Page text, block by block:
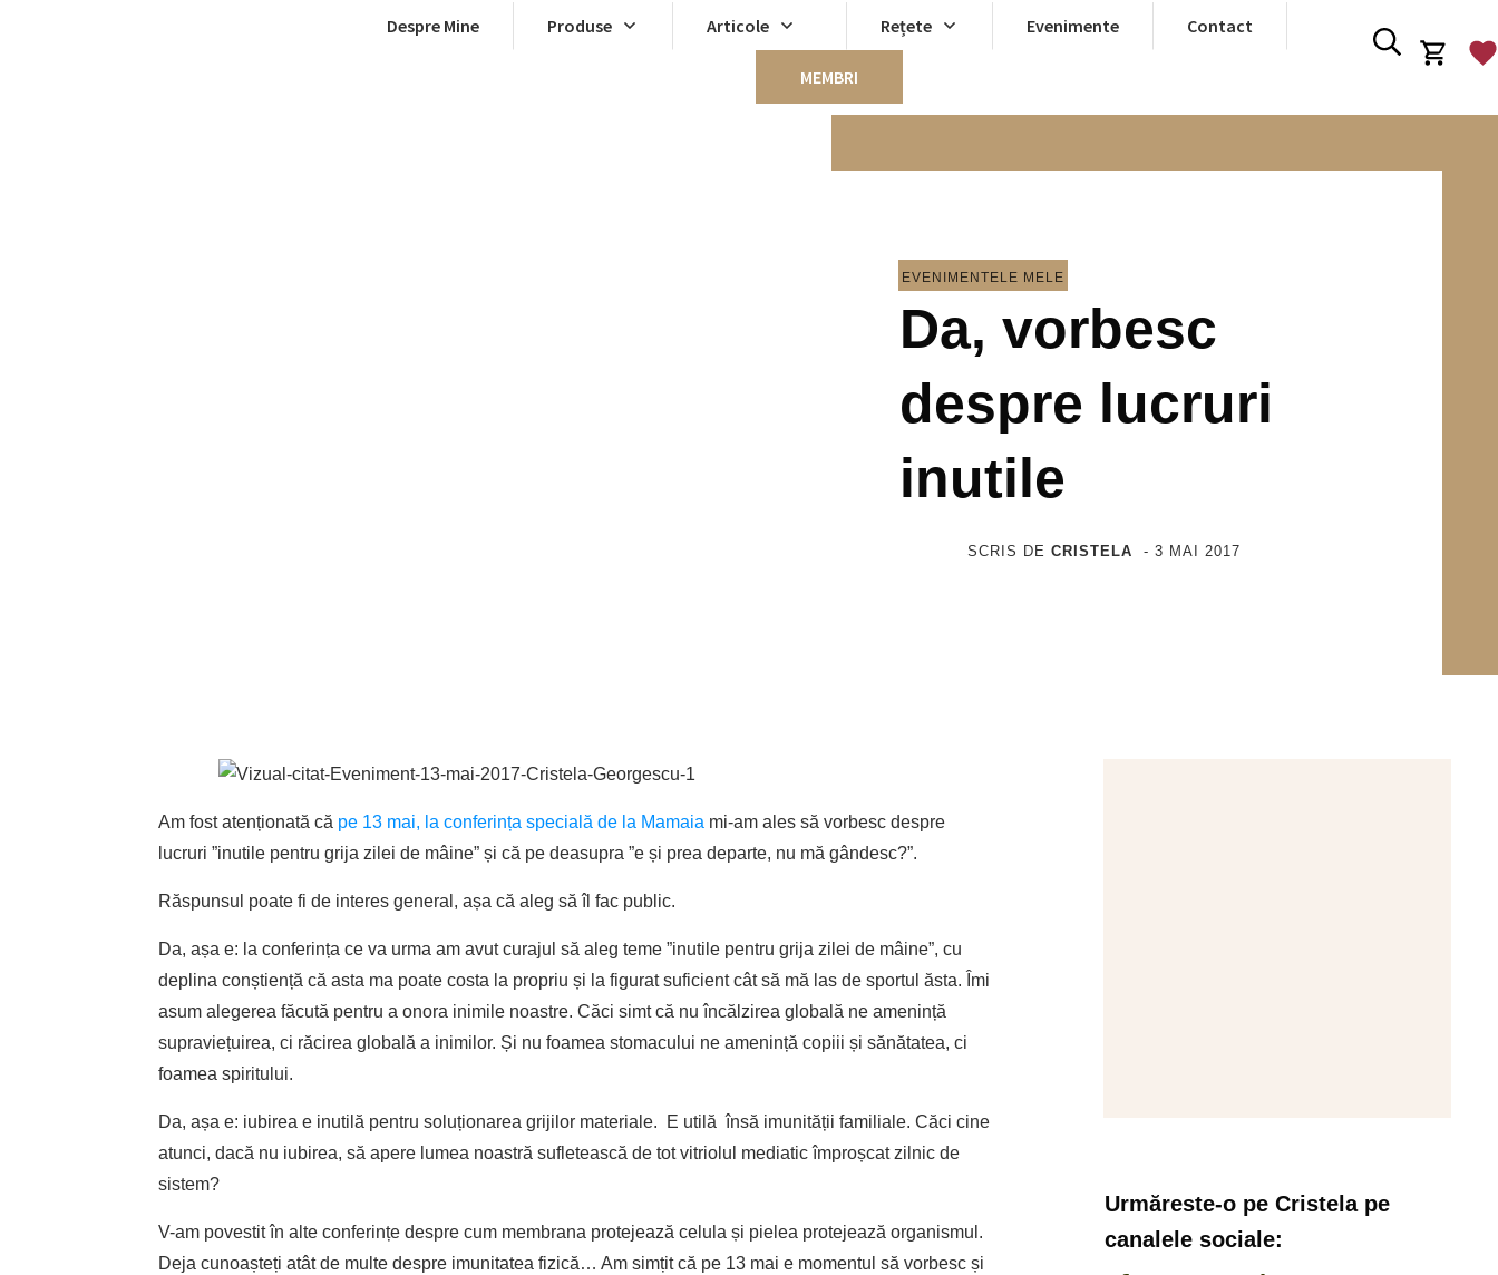
Despre Mine Produse Articole Rețete Evenimente Contact
MEMBRI
EVENIMENTELE MELE
Da, vorbesc
despre lucruri
inutile
SCRIS DE CRISTELA - 3 MAI 2017
Am fost atenționată că pe 13 mai, la conferința specială de la Mamaia mi-am ales să vorbesc despre
lucruri ”inutile pentru grija zilei de mâine” și că pe deasupra ”e și prea departe, nu mă gândesc?”.
Răspunsul poate fi de interes general, așa că aleg să îl fac public.
Da, așa e: la conferința ce va urma am avut curajul să aleg teme ”inutile pentru grija zilei de mâine”, cu
deplina conștiență că asta ma poate costa la propriu și la figurat suficient cât să mă las de sportul ăsta. Îmi
asum alegerea făcută pentru a onora inimile noastre. Căci simt că nu încălzirea globală ne amenință
supraviețuirea, ci răcirea globală a inimilor. Și nu foamea stomacului ne amenință copiii și sănătatea, ci
foamea spiritului.
Da, așa e: iubirea e inutilă pentru soluționarea grijilor materiale. E utilă însă imunității familiale. Căci cine
atunci, dacă nu iubirea, să apere lumea noastră sufletească de tot vitriolul mediatic împroșcat zilnic de
sistem?
V-am povestit în alte conferințe despre cum membrana protejează celula și pielea protejează organismul.
Deja cunoașteți atât de multe despre imunitatea fizică… Am simțit că pe 13 mai e momentul să vorbesc și
Urmăreste-o pe Cristelape
canalele sociale: